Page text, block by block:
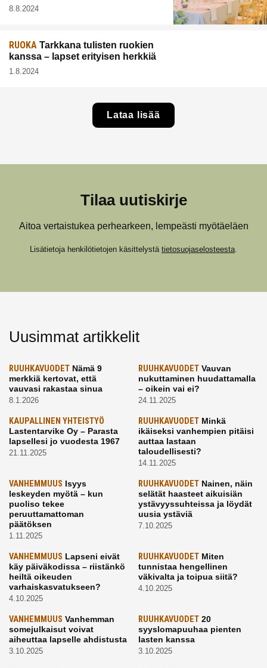
8.8.2024
RUOKA Tarkkana tulisten ruokien
kanssa – lapset erityisen herkkiä
1.8.2024
Lataa lisää
Tilaa uutiskirje
Aitoa vertaistukea perhearkeen, lempeästi myötäeläen
Lisätietoja henkilötietojen käsittelystä tietosuojaselosteesta.
Uusimmat artikkelit
RUUHKAVUODET Nämä 9
merkkiä kertovat, että
vauvasi rakastaa sinua
8.1.2026
RUUHKAVUODETVauvan
nukuttaminen huudattamalla
– oikein vai ei?
24.11.2025
KAUPALLINEN YHTEISTYÖ
Lastentarvike Oy – Parasta
lapsellesi jo vuodesta 1967
21.11.2025
RUUHKAVUODETMinkä
ikäiseksi vanhempien pitäisi
auttaa lastaan
taloudellisesti?
14.11.2025
VANHEMMUUS Isyys
leskeyden myötä – kun
puoliso tekee
peruuttamattoman
päätöksen
1.11.2025
RUUHKAVUODETNainen, näin
selätät haasteet aikuisiän
ystävyyssuhteissa ja löydät
uusia ystäviä
7.10.2025
VANHEMMUUS Lapseni eivät
käy päiväkodissa – riistänkö
heiltä oikeuden
varhaiskasvatukseen?
4.10.2025
RUUHKAVUODETMiten
tunnistaa hengellinen
väkivalta ja toipua siitä?
4.10.2025
VANHEMMUUS Vanhemman
somejulkaisut voivat
aiheuttaa lapselle ahdistusta
3.10.2025
RUUHKAVUODET20
syyslomapuuhaa pienten
lasten kanssa
3.10.2025